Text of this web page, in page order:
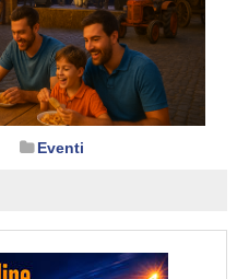
Eventi